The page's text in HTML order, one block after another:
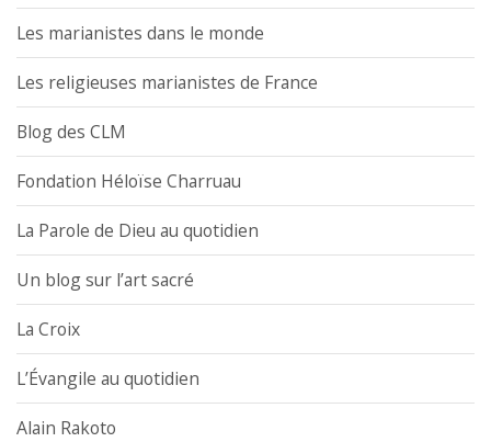
Les marianistes dans le monde
Les religieuses marianistes de France
Blog des CLM
Fondation Héloïse Charruau
La Parole de Dieu au quotidien
Un blog sur l’art sacré
La Croix
L’Évangile au quotidien
Alain Rakoto